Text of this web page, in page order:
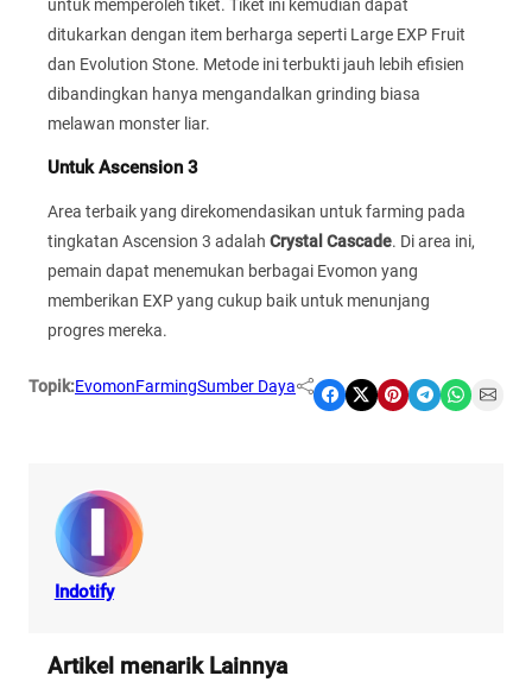
untuk memperoleh tiket. Tiket ini kemudian dapat
ditukarkan dengan item berharga seperti Large EXP Fruit
dan Evolution Stone. Metode ini terbukti jauh lebih efisien
dibandingkan hanya mengandalkan grinding biasa
melawan monster liar.
Untuk Ascension 3
Area terbaik yang direkomendasikan untuk farming pada
tingkatan Ascension 3 adalah Crystal Cascade. Di area ini,
pemain dapat menemukan berbagai Evomon yang
memberikan EXP yang cukup baik untuk menunjang
progres mereka.
Topik:EvomonFarmingSumber Daya Share on Facebook Share on X Share on Pinterest Share on Telegram Share on WhatsApp Share on Email
Indotify
Artikel menarik Lainnya